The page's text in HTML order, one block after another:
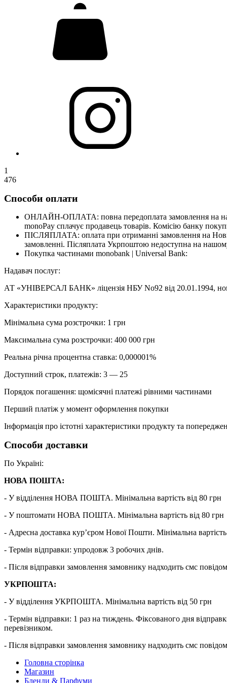
1
476
Способи оплати
ОНЛАЙН-ОПЛАТА: повна передоплата замовлення на
monoPay сплачує продавець товарів. Комісію банку
ПІСЛЯПЛАТА: оплата при отриманні замовлення на
замовленні. Післяплата Укрпоштою недоступна на
Покупка частинами monobank | Universal Bank:
Надавач послуг:
АТ «УНІВЕРСАЛ БАНК» ліцензія НБУ No92 від 20.01.1994,
Характеристики продукту:
Мінімальна сума розстрочки: 1 грн
Максимальна сума розстрочки: 400 000 грн
Реальна річна процентна ставка: 0,000001%
Доступний строк, платежів: 3 — 25
Порядок погашення: щомісячні платежі рівними частинами
Перший платіж у момент оформлення покупки
Інформація про істотні характеристики продукту та
Способи доставки
По Україні:
НОВА ПОШТА:
- У відділення НОВА ПОШТА. Мінімальна вартість від 80 грн
- У поштомати НОВА ПОШТА. Мінімальна вартість від 80 грн
- Адресна доставка кур’єром Нової Пошти. Мінімальна вартість
- Термін відправки: упродовж 3 робочих днів.
- Після відправки замовлення замовнику надходить смс
УКРПОШТА:
- У відділення УКРПОШТА. Мінімальна вартість від 50 грн
- Термін відправки: 1 раз на тиждень. Фіксованого дня
перевізником.
- Після відправки замовлення замовнику надходить смс
Головна сторінка
Магазин
Бленди & Парфуми